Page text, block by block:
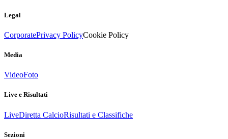
Legal
CorporatePrivacy PolicyCookie Policy
Media
VideoFoto
Live e Risultati
LiveDiretta CalcioRisultati e Classifiche
Sezioni